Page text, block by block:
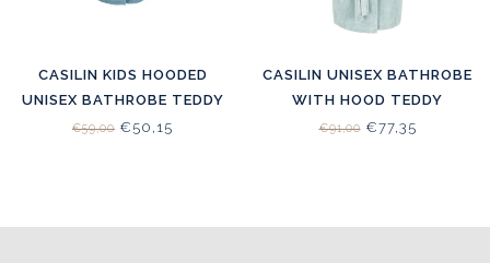
CASILIN KIDS HOODED
UNISEX BATHROBE TEDDY
JEANS
€59,00 €50,15
CASILIN UNISEX BATHROBE
WITH HOOD TEDDY
SEAGREEN
€91,00€77,35